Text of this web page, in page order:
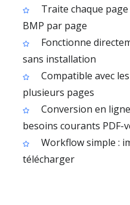
Traite chaque
BMP par page
Fonctionne
sans installation
Compatible avec
plusieurs pages
Conversion en
besoins courants PDF-
Workflow simple :
télécharger